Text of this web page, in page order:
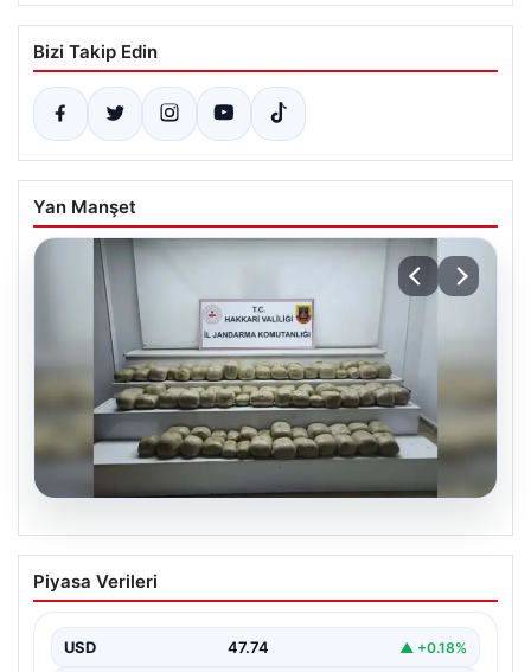
Bizi Takip Edin
Yan Manşet
07.08.2026
Hakkari’de Jandarmadan Büyük
Uyuşturucu Operasyonu
gerçekleştirilen başarılı bir operasyonda, yüklü miktarda
esrar ele geçirildi.…
Piyasa Verileri
USD 47.74 ▲ +0.18%